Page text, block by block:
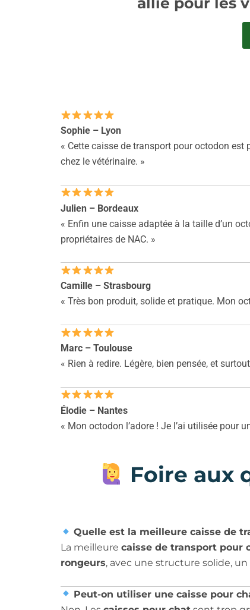
Sophie – Lyon
« Cette caisse de transport pour octodon est
chez le vétérinaire. »
Julien – Bordeaux
« Enfin une caisse adaptée à la taille d’un
propriétaires de NAC. »
Camille – Strasbourg
« Très bon produit, solide et pratique. Mon
Marc – Toulouse
« Rien à redire. Légère, bien pensée, et
Élodie – Nantes
« Mon octodon l’adore ! Je l’ai utilisée pour
Foire aux
Quelle est la meilleure caisse de
La meilleure caisse de transport pour
rongeurs, avec une structure solide,
Peut-on utiliser une caisse pour